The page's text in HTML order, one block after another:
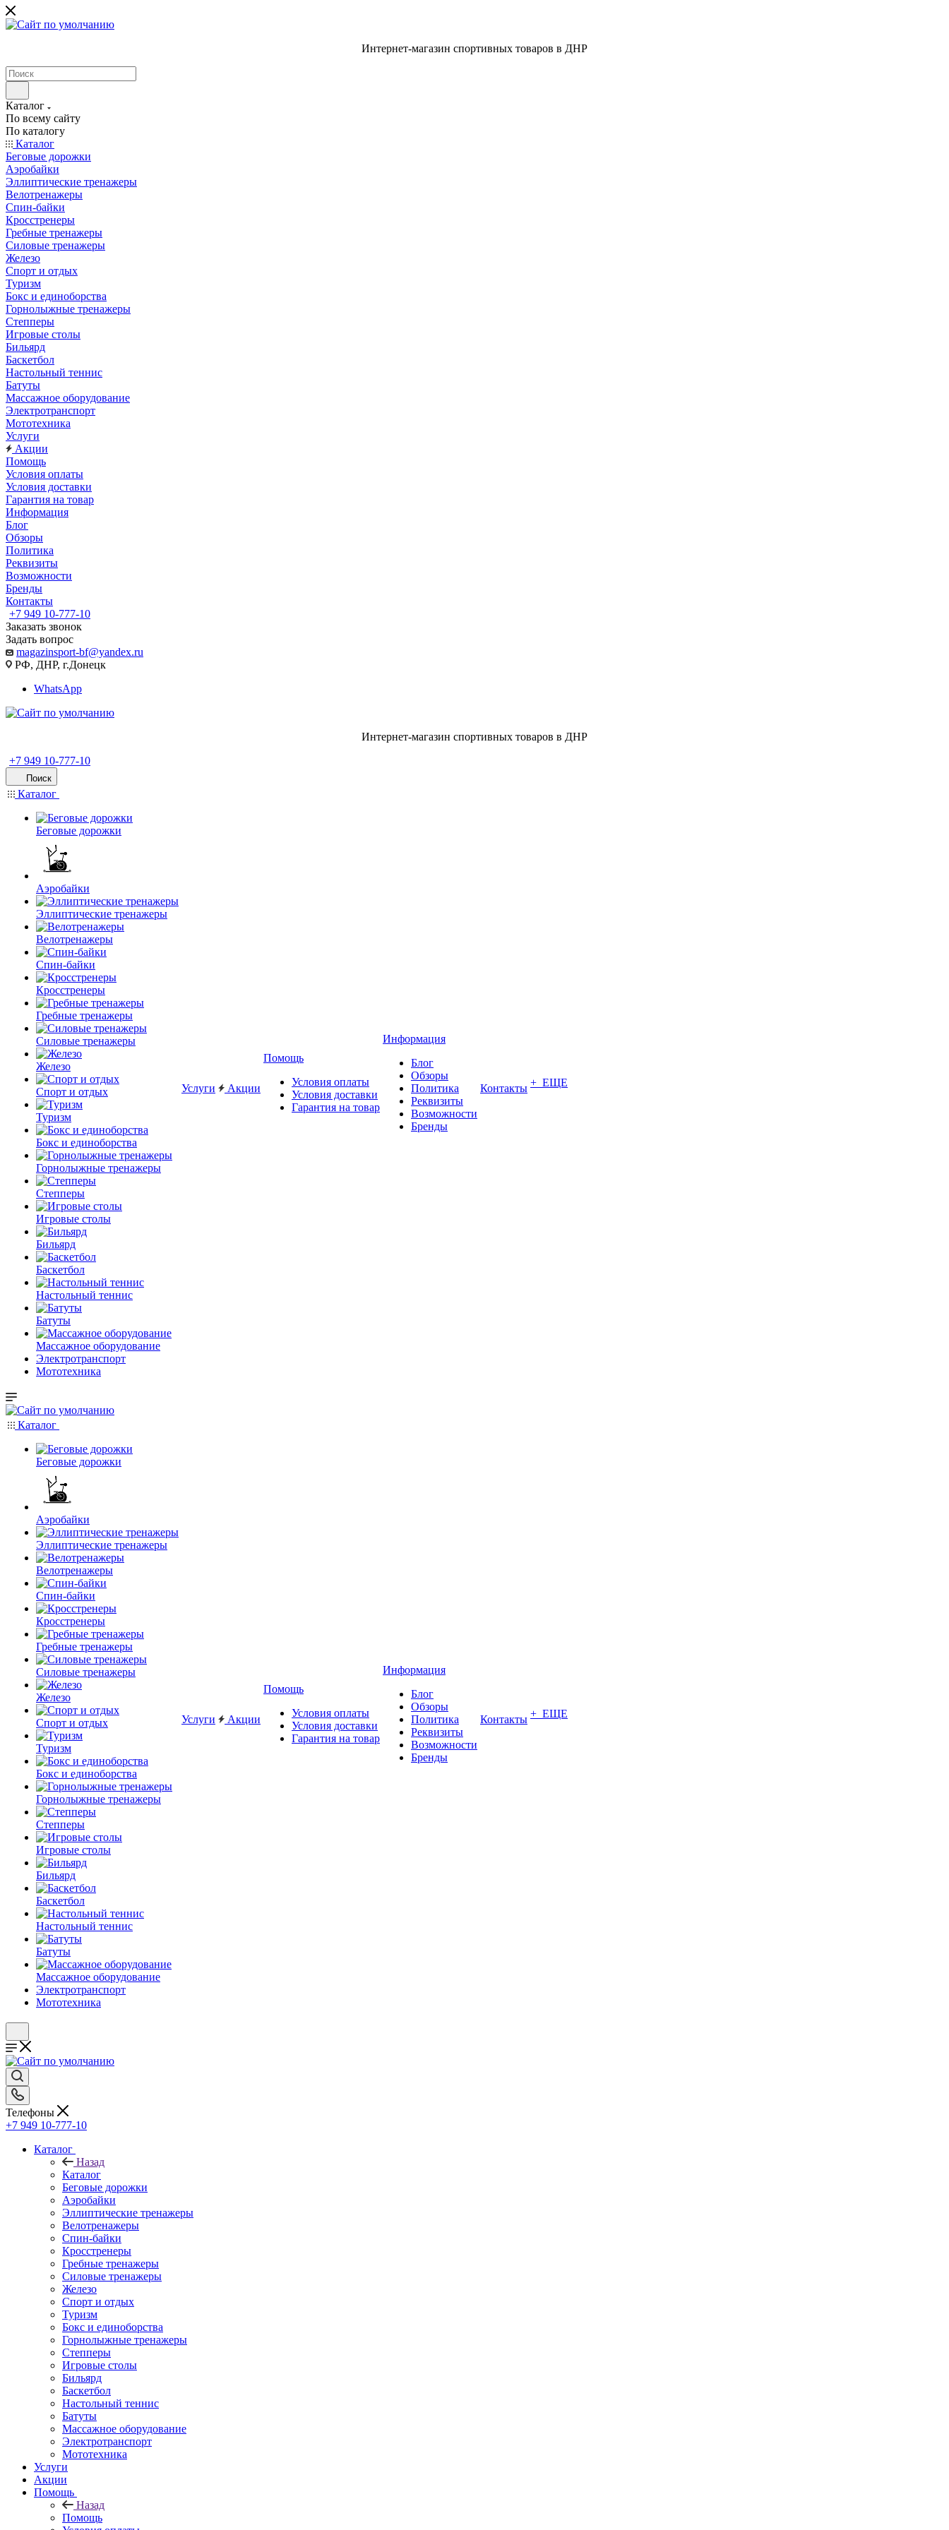
Интернет-магазин спортивных товаров в ДНР
Каталог
По всему сайту
По каталогу
Каталог
Беговые дорожки
Аэробайки
Эллиптические тренажеры
Велотренажеры
Спин-байки
Кросстренеры
Гребные тренажеры
Силовые тренажеры
Железо
Спорт и отдых
Туризм
Бокс и единоборства
Горнолыжные тренажеры
Степперы
Игровые столы
Бильярд
Баскетбол
Настольный теннис
Батуты
Массажное оборудование
Электротранспорт
Мототехника
Услуги
Акции
Помощь
Условия оплаты
Условия доставки
Гарантия на товар
Информация
Блог
Обзоры
Политика
Реквизиты
Возможности
Бренды
Контакты
+7 949 10-777-10
Заказать звонок
Задать вопрос
magazinsport-bf@yandex.ru
РФ, ДНР, г.Донецк
WhatsApp
Интернет-магазин спортивных товаров в ДНР
+7 949 10-777-10
Поиск
Каталог
Беговые дорожки
Аэробайки
Эллиптические тренажеры
Велотренажеры
Спин-байки
Кросстренеры
Гребные тренажеры
Силовые тренажеры
Железо
Спорт и отдых
Туризм
Бокс и единоборства
Горнолыжные тренажеры
Степперы
Игровые столы
Бильярд
Баскетбол
Настольный теннис
Батуты
Массажное оборудование
Электротранспорт
Мототехника
Услуги Акции
Помощь
Условия оплаты
Условия доставки
Гарантия на товар
Информация
Блог
Обзоры
Политика
Реквизиты
Возможности
Бренды
Контакты + ЕЩЕ
Каталог
Беговые дорожки
Аэробайки
Эллиптические тренажеры
Велотренажеры
Спин-байки
Кросстренеры
Гребные тренажеры
Силовые тренажеры
Железо
Спорт и отдых
Туризм
Бокс и единоборства
Горнолыжные тренажеры
Степперы
Игровые столы
Бильярд
Баскетбол
Настольный теннис
Батуты
Массажное оборудование
Электротранспорт
Мототехника
Услуги Акции
Помощь
Условия оплаты
Условия доставки
Гарантия на товар
Информация
Блог
Обзоры
Политика
Реквизиты
Возможности
Бренды
Контакты + ЕЩЕ
Телефоны
+7 949 10-777-10
Каталог
Назад
Каталог
Беговые дорожки
Аэробайки
Эллиптические тренажеры
Велотренажеры
Спин-байки
Кросстренеры
Гребные тренажеры
Силовые тренажеры
Железо
Спорт и отдых
Туризм
Бокс и единоборства
Горнолыжные тренажеры
Степперы
Игровые столы
Бильярд
Баскетбол
Настольный теннис
Батуты
Массажное оборудование
Электротранспорт
Мототехника
Услуги
Акции
Помощь
Назад
Помощь